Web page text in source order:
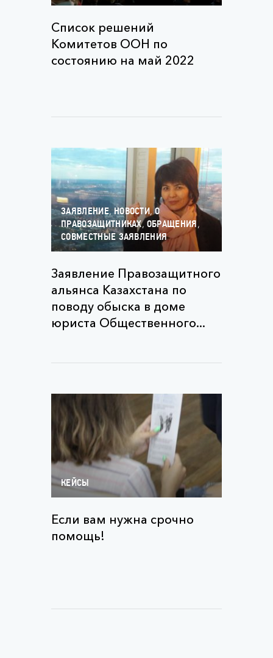
Список решений
Комитетов ООН по
состоянию на май 2022
ЗАЯВЛЕНИЕ,НОВОСТИ,О
ПРАВОЗАЩИТНИКАХ, ОБРАЩЕНИЯ,
СОВМЕСТНЫЕ ЗАЯВЛЕНИЯ
Заявление Правозащитного
альянса Казахстана по
поводу обыска в доме
юриста Общественного...
КЕЙСЫ
Если вам нужна срочно
помощь!